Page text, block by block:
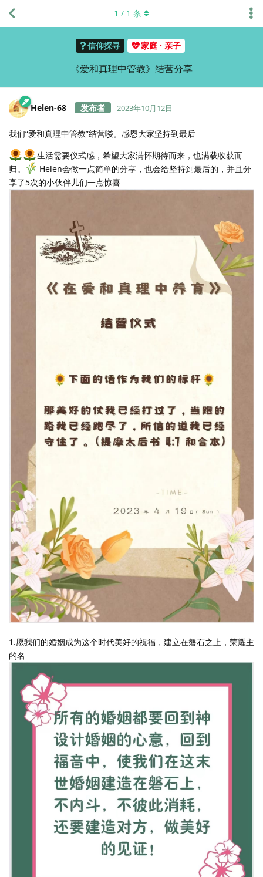
信仰探寻 家庭 · 亲子
《爱和真理中管教》结营分享
1 / 1 条
Helen-68 2023年10月12日
我们“爱和真理中管教”结营喽。感恩大家坚持到最后
生活需要仪式感，希望大家满怀期待而来，也满载收获而
归。
Helen会做一点简单的分享，也会给坚持到最后的，并且分
享了5次的小伙伴儿们一点惊喜
1.愿我们的婚姻成为这个时代美好的祝福，建立在磐石之上，荣耀主
的名